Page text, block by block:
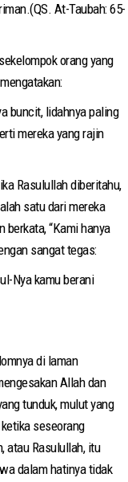
At-Taubah: 65-
orang yang
buncit, lidahnya paling
mereka yang rajin
Rasulullah diberitahu,
satu dari mereka
“Kami hanya
sangat tegas:
Nya kamu berani
di laman
Allah dan
tunduk, mulut yang
seseorang
atau Rasulullah, itu
dalam hatinya tidak